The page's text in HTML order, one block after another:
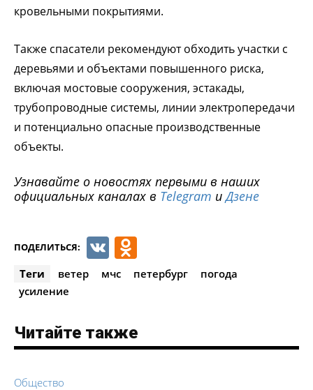
кровельными покрытиями.
Также спасатели рекомендуют обходить участки с
деревьями и объектами повышенного риска,
включая мостовые сооружения, эстакады,
трубопроводные системы, линии электропередачи
и потенциально опасные производственные
объекты.
Узнавайте о новостях первыми в наших
официальных каналах в Telegram иДзене
ПОДЕЛИТЬСЯ: VK
Теги ветер мчс петербург
погода
усиление
Читайте также
Общество